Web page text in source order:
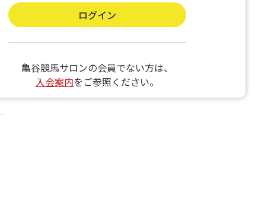
亀谷競馬サロンの会員でない方は、
入会案内をご参照ください。